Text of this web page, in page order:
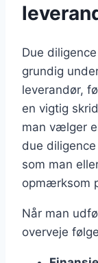
Due
grundig
leverandør,
en vigtig
man vælger
due
som man
opmærksom
Når man
overveje